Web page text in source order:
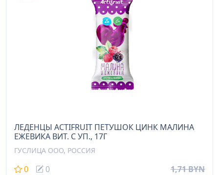
ЛЕДЕНЦЫ ACTIFRUIT ПЕТУШОК ЦИНК МАЛИНА
ЕЖЕВИКА ВИТ. C УП., 17Г
ГУСЛИЦА ООО, РОССИЯ
0 0
1,71 BYN